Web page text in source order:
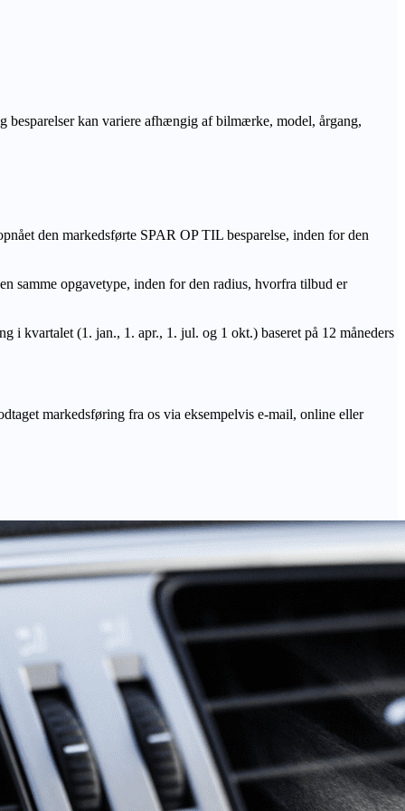
besparelser kan variere afhængig af bilmærke, model, årgang,
den markedsførte SPAR OP TIL besparelse, inden for den
samme opgavetype, inden for den radius, hvorfra tilbud er
i kvartalet (1. jan., 1. apr., 1. jul. og 1 okt.) baseret på 12 måneders
markedsføring fra os via eksempelvis e-mail, online eller